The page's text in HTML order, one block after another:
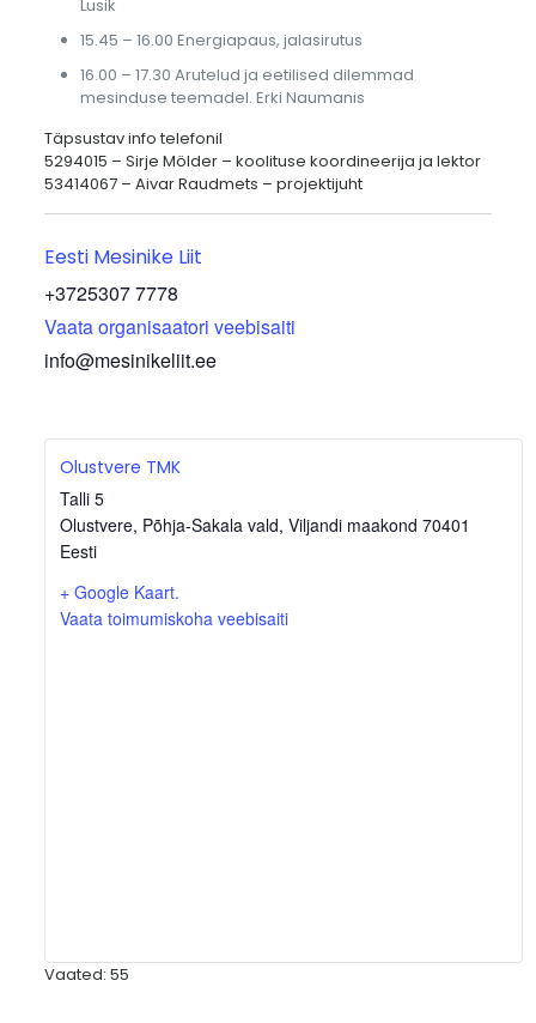
Lusik
15.45 – 16.00 Energiapaus, jalasirutus
16.00 – 17.30 Arutelud ja eetilised dilemmad
mesinduse teemadel. Erki Naumanis
Täpsustav info telefonil
5294015 – Sirje Mölder – koolituse koordineerija ja lektor
53414067 – Aivar Raudmets – projektijuht
Eesti Mesinike Liit
+3725307 7778
Vaata organisaatori veebisaiti
info@mesinikeliit.ee
Olustvere TMK
Talli 5
Olustvere, Põhja-Sakala vald, Viljandi maakond 70401
Eesti
+ Google Kaart.
Vaata toimumiskoha veebisaiti
Vaated: 55